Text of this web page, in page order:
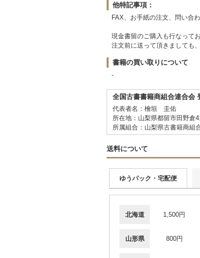
他特記事項：
FAX、お手紙の注文、問い合
現金書留のご購入も行なって
注文前に送って頂きましても
書籍の買い取りについて
-
全国古書書籍商組合連合会
代表者名：檜垣 圭佑
所在地：山梨県都留市田野倉
所属組合：山梨県古書籍商組
送料について
ゆうパック・宅配便
北海道 1,500円
山形県 800円